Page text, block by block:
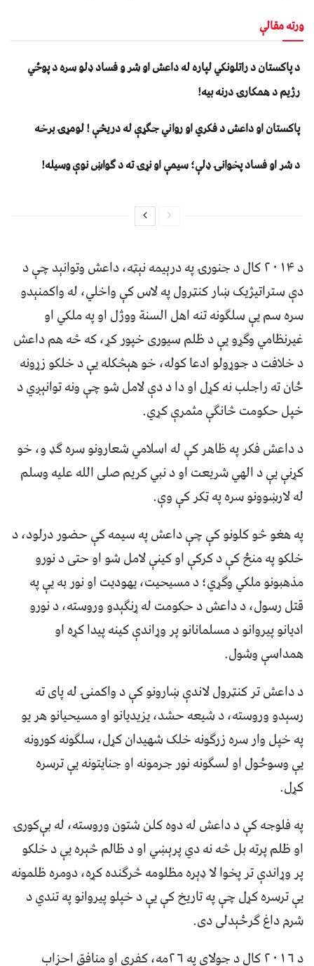
ورته مقالې
د پاکستان د راتلونکي لپاره له داعش او شر و فساد ډلو سره د پوځي
رژیم د همکارۍ درنه بیه!
پاکستان او داعش د فکري او رواني جګړې له دریڅې ! لومړۍ برخه
د شر او فساد پخوانۍ ډلې؛ سیمې او نړۍ ته د ګواښ نوې وسیله!
د ۲۰۱۴ کال د جنورۍ په درېیمه نېټه، داعش وتوانېد چې د
دې ستراتیژیک ښار کنټرول په لاس کې واخلي، له واکمنېدو
سره سم یې سلګونه تنه اهل السنة ووژل او په ملکي او
غیرنظامي وګړو یې د ظلم سیوری خپور کړ، که څه هم داعش
د خلافت د جوړولو ادعا کوله، خو هېڅکله یې د خلکو زړونه
ځان ته راجلب نه کړل او دا د دې لامل شو چې ونه توانېږي د
خپل حکومت څانګې مثمرې کړي.
د داعش فکر په ظاهر کې له اسلامي شعارونو سره ګډ و، خو
کړنې یې د الهي شریعت او د نبي کریم صلی‌ الله ‌علیه‌ وسلم
له لارښوونو سره په ټکر کې وې.
په هغو څو کلونو کې چې داعش په سیمه کې حضور درلود، د
خلکو په منځ کې د کرکې او کینې لامل شو او حتی د نورو
مذهبونو ملکي وګړي؛ د مسیحیت، یهودیت او نور به یې په
قتل رسول، د داعش د حکومت له ړنګېدو وروسته، د نورو
ادیانو پیروانو د مسلمانانو پر وړاندې کینه پیدا کړه او
همداسې وشول.
د داعش تر کنټرول لاندې ښارونو کې د واکمنۍ له پای ته
رسېدو وروسته، د شیعه حشد، یزیدیانو او مسیحیانو هر یو
په خپل وار سره زرګونه خلک شهیدان کړل، سلګونه کورونه
یې وسوځول او لسګونه نور جرمونه او جنايتونه یې ترسره
کړل.
په فلوجه کې د داعش له دوه کلن شتون وروسته، له بې‌کورۍ
او ظلم پرته بل څه نه دي پرېښي او د ظالم څېره یې د خلکو
پر وړاندې تر پخوا لا ډېره مظلومه څرګنده کړه، دومره ظلمونه
یې ترسره کړل چې په تاریخ کې یې د خپلو پیروانو په تندي د
شرم داغ ګرځېدلی دی.
د ۲۰۱۶ کال د جولای په ۲۶مه، کفري او منافق احزاب